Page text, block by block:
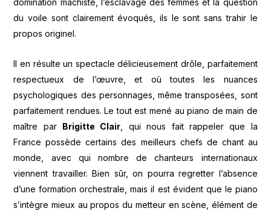
domination machiste, l’esclavage des femmes et la question
du voile sont clairement évoqués, ils le sont sans trahir le
propos originel.
Il en résulte un spectacle délicieusement drôle, parfaitement
respectueux de l’œuvre, et où toutes les nuances
psychologiques des personnages, même transposées, sont
parfaitement rendues. Le tout est mené au piano de main de
maître par
Brigitte Clair, qui nous fait rappeler que la
France possède certains des meilleurs chefs de chant au
monde, avec qui nombre de chanteurs internationaux
viennent travailler. Bien sûr, on pourra regretter l’absence
d’une formation orchestrale, mais il est évident que le piano
s’intègre mieux au propos du metteur en scène, élément de